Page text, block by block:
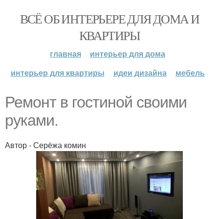
ВСЁ ОБ ИНТЕРЬЕРЕ ДЛЯ ДОМА И
КВАРТИРЫ
главная
интерьер для дома
интерьер для квартиры
идеи дизайна мебель
Ремонт в гостиной своими
руками.
Автор - Серёжа комин